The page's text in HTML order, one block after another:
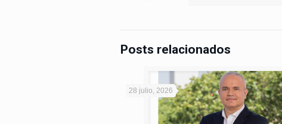
Posts relacionados
28 julio, 2026